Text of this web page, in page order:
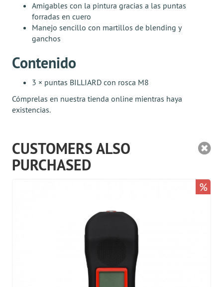
Amigables con la pintura gracias a las puntas
forradas en cuero
Manejo sencillo con martillos de blending y
ganchos
Contenido
3 × puntas BILLIARD con rosca M8
Cómprelas en nuestra tienda online mientras haya
existencias.
CUSTOMERS ALSO
PURCHASED
%